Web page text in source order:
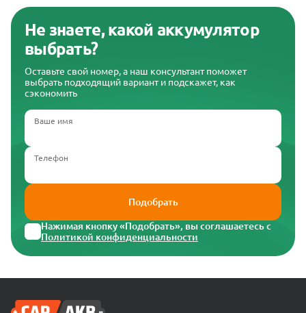
Не знаете, какой аккумулятор
выбрать?
Оставьте свой номер, а наш консультант поможет
выбрать подходящий вариант и подскажет, как
сэкономить
Ваше имя
Телефон
Подобрать
Нажимая кнопку «Подобрать», вы соглашаетесь с
Политикой конфиденциальности